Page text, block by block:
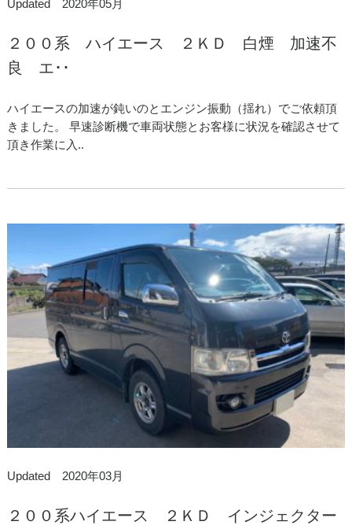
Updated 2020年05月
２００系 ハイエース ２ＫＤ 白煙 加速不
良 エ･･
ハイエースの加速が鈍いのとエンジン振動（揺れ）でご依頼頂
きました。 早速診断機で車両状態とお客様に状況を確認させて
頂き作業に入..
Updated 2020年03月
２００系ハイエース ２ＫＤ インジェクター